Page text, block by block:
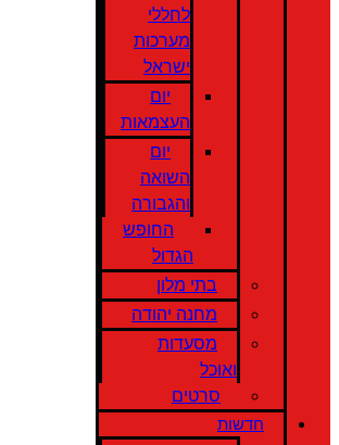
לחללי
מערכות
ישראל
יום
העצמאות
יום
השואה
והגבורה
החופש
הגדול
בתי מלון
מחנה יהודה
מסעדות
ואוכל
סרטים
חדשות